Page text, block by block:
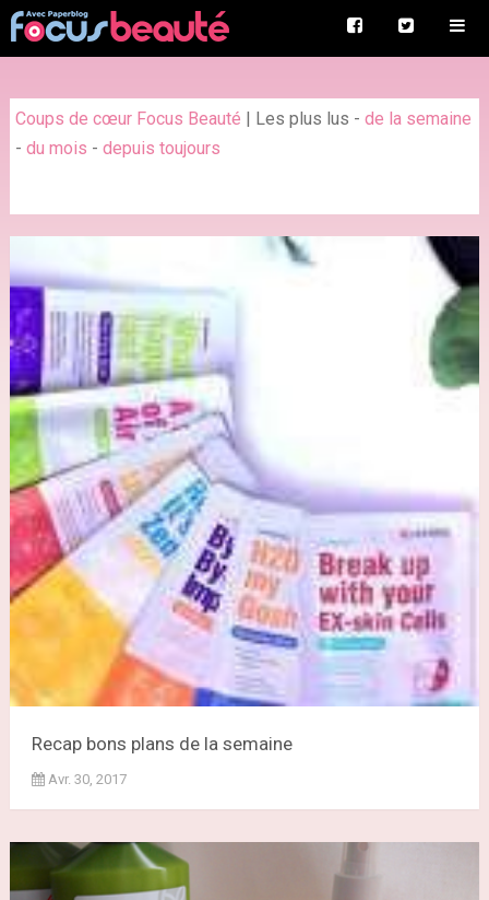
Coups de cœur Focus Beauté | Les plus lus - de la semaine
- du mois - depuis toujours
Recap bons plans de la semaine
Avr. 30, 2017